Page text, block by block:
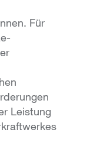
Für
Leistung